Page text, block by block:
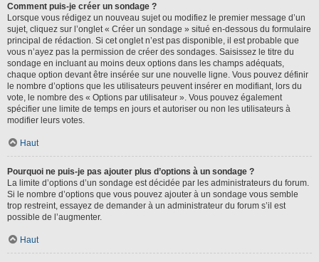
Comment puis-je créer un sondage ?
Lorsque vous rédigez un nouveau sujet ou modifiez le premier message d’un
sujet, cliquez sur l’onglet « Créer un sondage » situé en-dessous du formulaire
principal de rédaction. Si cet onglet n’est pas disponible, il est probable que
vous n’ayez pas la permission de créer des sondages. Saisissez le titre du
sondage en incluant au moins deux options dans les champs adéquats,
chaque option devant être insérée sur une nouvelle ligne. Vous pouvez définir
le nombre d’options que les utilisateurs peuvent insérer en modifiant, lors du
vote, le nombre des « Options par utilisateur ». Vous pouvez également
spécifier une limite de temps en jours et autoriser ou non les utilisateurs à
modifier leurs votes.
Haut
Pourquoi ne puis-je pas ajouter plus d’options à un sondage ?
La limite d’options d’un sondage est décidée par les administrateurs du forum.
Si le nombre d’options que vous pouvez ajouter à un sondage vous semble
trop restreint, essayez de demander à un administrateur du forum s’il est
possible de l’augmenter.
Haut